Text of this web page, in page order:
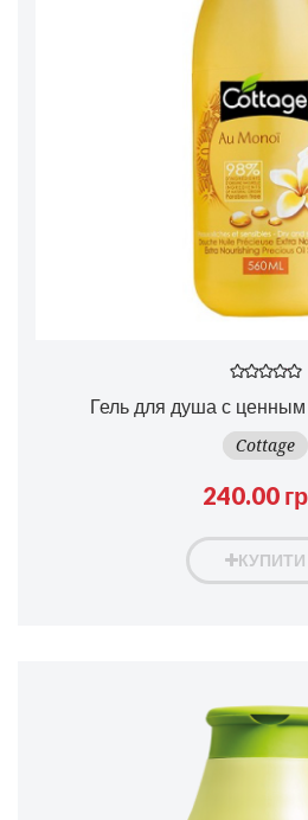
Гель для душа с
Cottage
240.00
КУПИТИ